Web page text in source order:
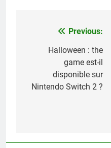
Navigation
l’article
Previous:
Halloween : the
game est-il
disponible sur
Nintendo Switch 2 ?